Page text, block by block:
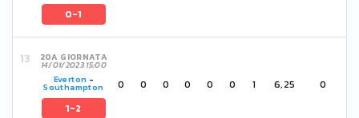
0-1
20A GIORNATA
14/01/2023 15:00
Everton -
Southampton
1-2
0 0 0 0 0 0 1 6,25 0